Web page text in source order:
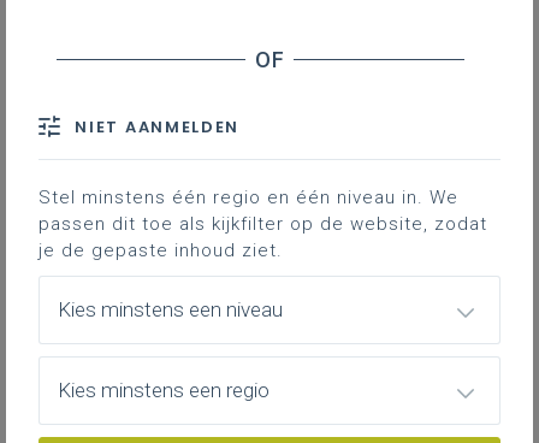
aantrekkelijkheid van het lerarenberoep (15 januari
bescheiden maar ernstig bedoeld advies
geformuleerd, maar helaas… Het mocht blijkbaar niet
name, het federale
debat(aan de overkant van de
straat dus) over de regeerverklaring
regeerakkoord(voor pensioenen: cf. p.49-55)) van de
nieuwe federale regering was een verzachtende
actualiteitsdebat van 15 januari 2025, want intussen
was er meer duidelijkheid over het thema
NIET AANMELDEN
Stel minstens één regio en één niveau in. We
passen dit toe als kijkfilter op de website, zodat
je de gepaste inhoud ziet.
Kies minstens een niveau
Kies minstens een regio